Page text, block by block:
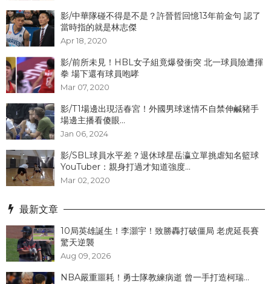
影/中華隊碰不得是不是？許晉哲回憶13年前金句 認了
當時指的就是林志傑
Apr 18, 2020
影/前所未見！HBL女子組竟爆發衝突 北一球員險遭揮
拳 場下還有球員咆哮
Mar 07, 2020
影/T1場邊出現活春宮！外國男球迷情不自禁伸鹹豬手
場邊主播看傻眼...
Jan 06, 2024
影/SBL球員水平差？退休球星岳瀛立單挑虐知名籃球
YouTuber：親身打過才知道強度...
Mar 02, 2020
最新文章
10局英雄誕生！李灝宇！致勝轟打破僵局 老虎延長賽
驚天逆襲
Aug 09, 2026
NBA嚴重噩耗！勇士隊教練病逝 曾一手打造柯瑞...